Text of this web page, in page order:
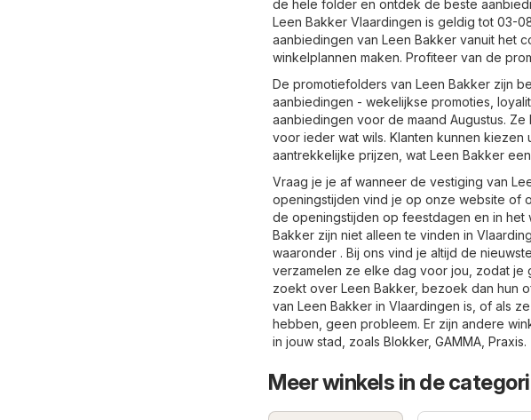
de hele folder en ontdek de beste
Leen Bakker Vlaardingen is geldig tot 03-
aanbiedingen van Leen Bakker vanuit het
winkelplannen maken. Profiteer van de
De promotiefolders van Leen Bakker zijn
aanbiedingen - wekelijkse promoties,
aanbiedingen voor de maand Augustus.
voor ieder wat wils. Klanten kunnen
aantrekkelijke prijzen, wat Leen Bakker
Vraag je je af wanneer de vestiging van
openingstijden vind je op onze website of
de openingstijden op feestdagen en in het
Bakker zijn niet alleen te vinden in
waaronder . Bij ons vind je altijd de
verzamelen ze elke dag voor jou, zodat je
zoekt over Leen Bakker, bezoek dan hun
van Leen Bakker in Vlaardingen is, of als
hebben, geen probleem. Er zijn andere
in jouw stad, zoals Blokker, GAMMA Praxis.
Meer winkels in de